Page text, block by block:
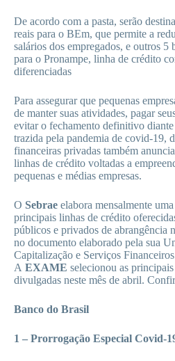
De acordo com a pasta, serão
reais para o BEm, que permite a
salários dos empregados, e outros 5
para o Pronampe, linha de crédito
diferenciadas
Para assegurar que pequenas
de manter suas atividades, pagar
evitar o fechamento definitivo
trazida pela pandemia de covid-19,
financeiras privadas também
linhas de crédito voltadas a
pequenas e médias empresas.
O Sebrae elabora mensalmente
principais linhas de crédito
públicos e privados de abrangência
no documento elaborado pela sua
Capitalização e Serviços
A EXAME selecionou as
divulgadas neste mês de abril.
Banco do Brasil
1 – Prorrogação Especial Covid-